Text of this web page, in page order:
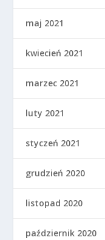
maj 2021
kwiecień 2021
marzec 2021
luty 2021
styczeń 2021
grudzień 2020
listopad 2020
październik 2020